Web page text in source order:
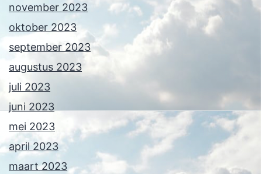
november 2023
oktober 2023
september 2023
augustus 2023
juli 2023
juni 2023
mei 2023
april 2023
maart 2023